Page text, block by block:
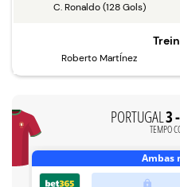
C. Ronaldo (128 Gols)
Roberto MartÍnez